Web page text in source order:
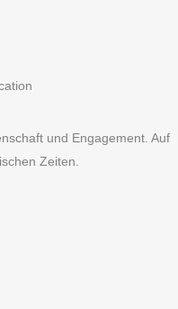
und Engagement. Auf
Zeiten.